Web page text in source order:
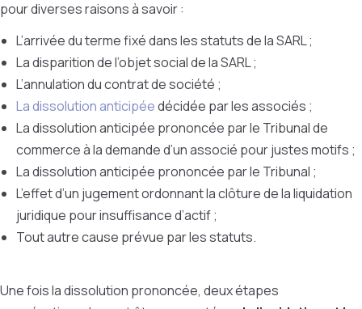
pour diverses raisons à savoir :
L’arrivée du terme fixé dans les statuts de la SARL ;
La disparition de l’objet social de la SARL ;
L’annulation du contrat de société ;
La dissolution anticipéedécidée par les associés ;
La dissolution anticipée prononcée par le Tribunal de
commerce à la demande d’un associé pour justes motifs ;
La dissolution anticipée prononcée par le Tribunal ;
L’effet d’un jugement ordonnant la clôture de la liquidation
juridique pour insuffisance d’actif ;
Tout autre cause prévue par les statuts.
Une fois la dissolution prononcée, deux étapes